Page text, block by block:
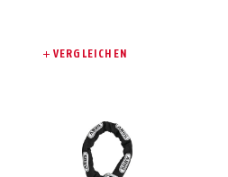
VERGLEICHEN